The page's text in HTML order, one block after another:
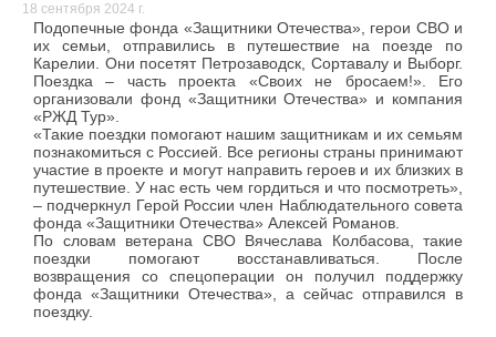
18 сентября 2024 г.
Подопечные фонда «Защитники Отечества», герои СВО и
их семьи, отправились в путешествие на поезде по
Карелии. Они посетят Петрозаводск, Сортавалу и Выборг.
Поездка – часть проекта «Своих не бросаем!». Его
организовали фонд «Защитники Отечества» и компания
«РЖД Тур».
«Такие поездки помогают нашим защитникам и их семьям
познакомиться с Россией. Все регионы страны принимают
участие в проекте и могут направить героев и их близких в
путешествие. У нас есть чем гордиться и что посмотреть»,
– подчеркнул Герой России член Наблюдательного совета
фонда «Защитники Отечества» Алексей Романов.
По словам ветерана СВО Вячеслава Колбасова, такие
поездки помогают восстанавливаться. После
возвращения со спецоперации он получил поддержку
фонда «Защитники Отечества», а сейчас отправился в
поездку.